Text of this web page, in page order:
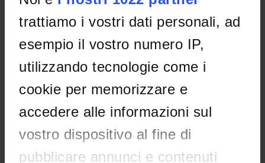
trattiamo i vostri dati personali, ad
esempio il vostro numero IP,
utilizzando tecnologie come i
cookie per memorizzare e
accedere alle informazioni sul
vostro dispositivo al fine di
pubblicare annunci e contenuti
ORGANISATION